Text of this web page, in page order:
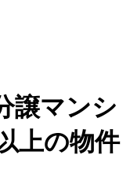
譲マンシ
上の物件